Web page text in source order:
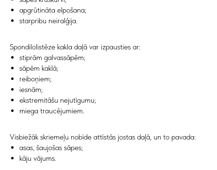
apgrūtināta elpošana;
starpribu neiralģija.
Spondilolistēze kakla daļā var izpausties ar:
stiprām galvassāpēm;
sāpēm kaklā;
reiboņiem;
iesnām;
ekstremitāšu nejutīgumu;
miega traucējumiem.
Visbiežāk skriemeļu nobīde attīstās jostas daļā, un to pavada:
asas, šaujošas sāpes;
kāju vājums.